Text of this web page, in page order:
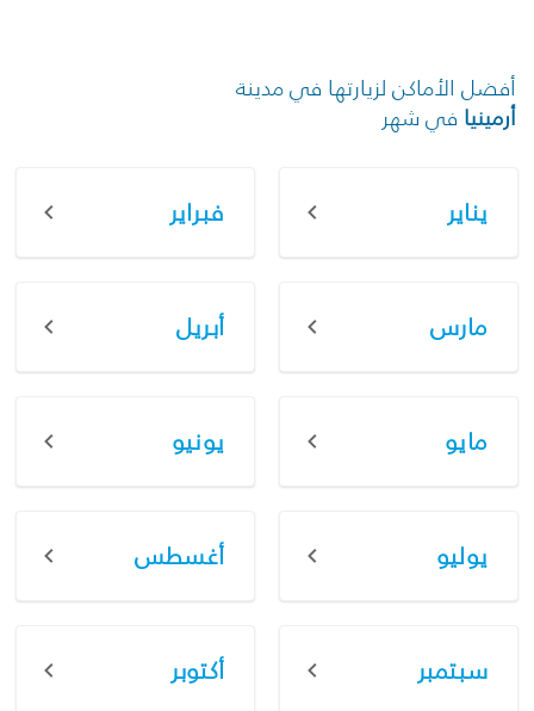
أفضل الأماكن لزيارتها في مدينة
أرمينيا في شهر
يناير فبراير
مارس أبريل
مايو يونيو
يوليو أغسطس
سبتمبر أكتوبر